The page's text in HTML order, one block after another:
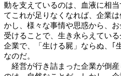
動を支えているのは、血液に相
てこれが足りなくなれば、企業
かし、様々な事情や思惑から、
受けることで、生き永らえてい
企業で、「生ける屍」ならぬ、｢
なのだ。
経営が行き詰まった企業が倒産